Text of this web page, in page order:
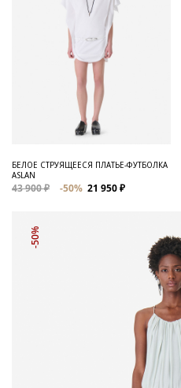
БЕЛОЕ СТРУЯЩЕЕСЯ ПЛАТЬЕ-ФУТБОЛКА
ASLAN
43 900 ₽ -50% 21 950 ₽
-50%